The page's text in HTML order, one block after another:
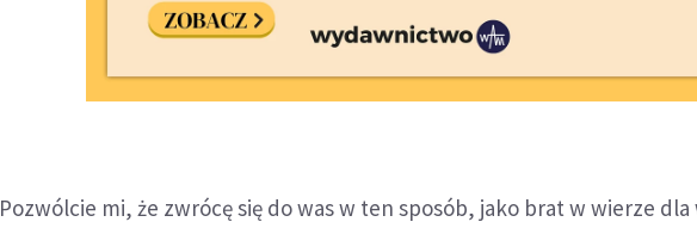
Pozwólcie mi, że zwrócę się do was w ten sposób, jako brat w wierze